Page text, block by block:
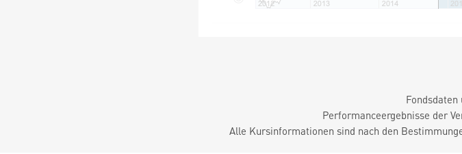
Performanceergebnisse der
Alle Kursinformationen sind nach den